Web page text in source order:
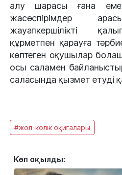
алу шарасы ғана
жасөспірімдер
жауапкершілікті
құрметпен қарауға
көптеген оқушылар
осы саламен
саласында қызмет етуді
#жол-көлік оқиғалары
Көп оқылды: